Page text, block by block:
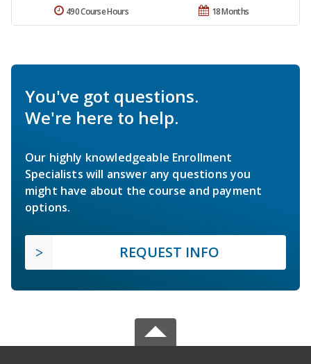
18 Months
490 Course Hours
You've got questions.
We're here to help.
Our highly knowledgeable Enrollment
Specialists will answer any questions you
might have about the course and payment
options.
REQUEST INFO